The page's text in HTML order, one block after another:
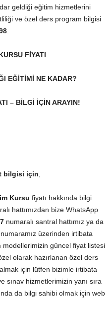
geldiği eğitim hizmetlerini
ve özel ders program bilgisi
.
FİYATI
EĞİTİMİ NE KADAR?
– BİLGİ İÇİN ARAYIN!
bilgisi için,
Kursu fiyatı hakkında bilgi
hattımızdan bize WhatsApp
numaralı santral hattımız ya da
üzerinden irtibata
modellerimizin güncel fiyat listesi
olarak hazırlanan özel ders
için lütfen bizimle irtibata
sınav hizmetlerimizin yanı sıra
da bilgi sahibi olmak için web